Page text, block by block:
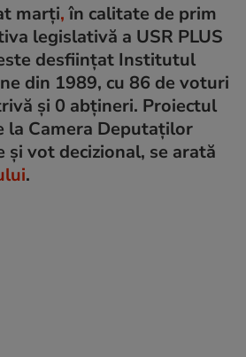
marți,în calitate de prim
legislativă a USR PLUS
desfiinţat Institutul
din 1989, cu 86 de voturi
și 0 abțineri. Proiectul
la Camera Deputaţilor
și vot decizional, se arată
.